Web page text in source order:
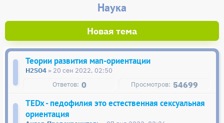
Наука
Новая тема
Теории развития мап-ориентации
H2SO4 » 20 сен 2022, 02:50
0 54699
TEDx - педофилия это естественная сексуальная
ориентация